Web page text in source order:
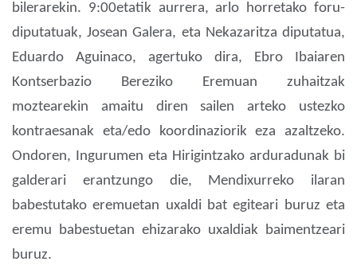
bilerarekin. 9:00etatik aurrera, arlo horretako foru-
diputatuak, Josean Galera, eta Nekazaritza diputatua,
Eduardo Aguinaco, agertuko dira, Ebro Ibaiaren
Kontserbazio Bereziko Eremuan zuhaitzak
moztearekin amaitu diren sailen arteko ustezko
kontraesanak eta/edo koordinaziorik eza azaltzeko.
Ondoren, Ingurumen eta Hirigintzako arduradunak bi
galderari erantzungo die, Mendixurreko ilaran
babestutako eremuetan uxaldi bat egiteari buruz eta
eremu babestuetan ehizarako uxaldiak baimentzeari
buruz.